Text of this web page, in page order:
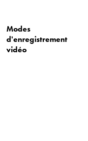
Modes
d'enregistrement
vidéo